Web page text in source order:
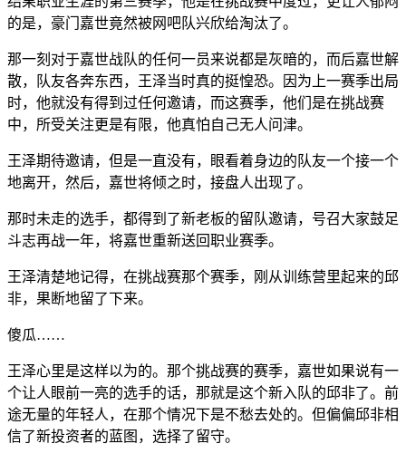
的是，豪门嘉世竟然被网吧队兴欣给淘汰了。
那一刻对于嘉世战队的任何一员来说都是灰暗的，而后嘉世解
散，队友各奔东西，王泽当时真的挺惶恐。因为上一赛季出局
时，他就没有得到过任何邀请，而这赛季，他们是在挑战赛
中，所受关注更是有限，他真怕自己无人问津。
王泽期待邀请，但是一直没有，眼看着身边的队友一个接一个
地离开，然后，嘉世将倾之时，接盘人出现了。
那时未走的选手，都得到了新老板的留队邀请，号召大家鼓足
斗志再战一年，将嘉世重新送回职业赛季。
王泽清楚地记得，在挑战赛那个赛季，刚从训练营里起来的邱
非，果断地留了下来。
傻瓜……
王泽心里是这样以为的。那个挑战赛的赛季，嘉世如果说有一
个让人眼前一亮的选手的话，那就是这个新入队的邱非了。前
途无量的年轻人，在那个情况下是不愁去处的。但偏偏邱非相
信了新投资者的蓝图，选择了留守。